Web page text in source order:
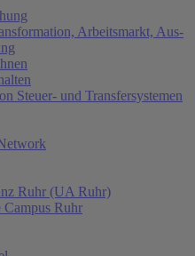
Arbeitsmarkt, Aus-
Steuer- und Transfersystemen
Ruhr (UA Ruhr)
Campus Ruhr